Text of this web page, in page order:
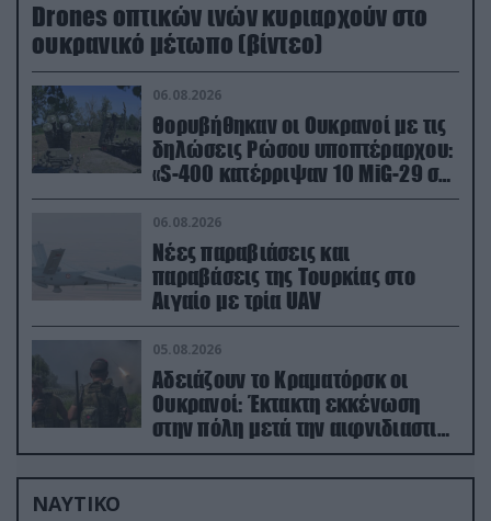
Drones οπτικών ινών κυριαρχούν στο
ουκρανικό μέτωπο (βίντεο)
06.08.2026
Θορυβήθηκαν οι Ουκρανοί με τις
δηλώσεις Ρώσου υποπτέραρχου:
«S-400 κατέρριψαν 10 MiG-29 σε
μόλις μια μέρα!»
06.08.2026
Νέες παραβιάσεις και
παραβάσεις της Τουρκίας στο
Αιγαίο με τρία UAV
05.08.2026
Αδειάζουν το Κραματόρσκ οι
Ουκρανοί: Έκτακτη εκκένωση
στην πόλη μετά την αιφνιδιαστική
προώθηση των Ρώσων (βίντεο)
ΝΑΥΤΙΚΟ